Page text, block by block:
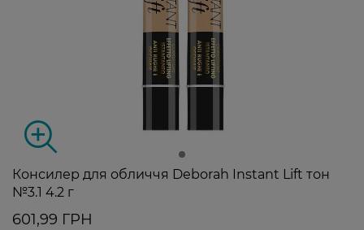
Консилер для обличчя Deborah Instant Lift тон
№3.1 4.2 г
601,99 ГРН